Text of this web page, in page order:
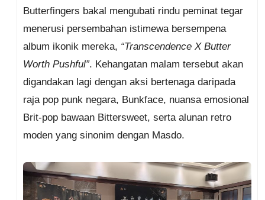
Butterfingers bakal mengubati rindu peminat tegar
menerusi persembahan istimewa bersempena
album ikonik mereka, “Transcendence X Butter
Worth Pushful”. Kehangatan malam tersebut akan
digandakan lagi dengan aksi bertenaga daripada
raja pop punk negara, Bunkface, nuansa emosional
Brit-pop bawaan Bittersweet, serta alunan retro
moden yang sinonim dengan Masdo.